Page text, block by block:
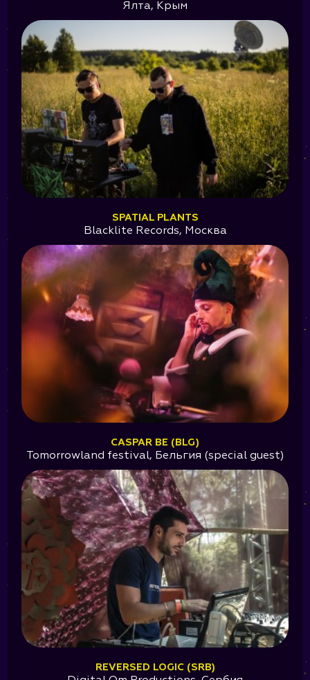
Ялта, Крым
SPATIAL PLANTS
Blacklite Records, Москва
CASPAR BE (BLG)
Tomorrowland festival, Бельгия (special guest)
REVERSED LOGIC (SRB)